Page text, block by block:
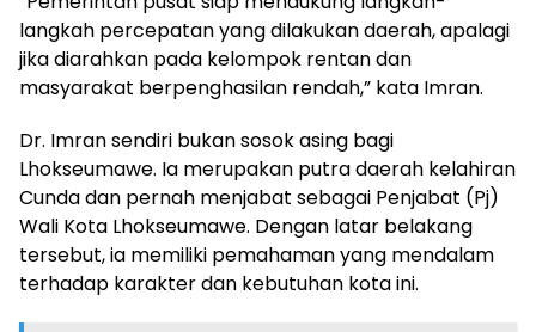
langkah percepatan yang dilakukan daerah, apalagi
jika diarahkan pada kelompok rentan dan
masyarakat berpenghasilan rendah,” kata Imran.
Dr. Imran sendiri bukan sosok asing bagi
Lhokseumawe. Ia merupakan putra daerah kelahiran
Cunda dan pernah menjabat sebagai Penjabat (Pj)
Wali Kota Lhokseumawe. Dengan latar belakang
tersebut, ia memiliki pemahaman yang mendalam
terhadap karakter dan kebutuhan kota ini.